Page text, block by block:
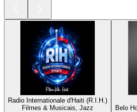
Radio Internationale d'Haiti (R.I.H.)
Filmes & Musicais, Jazz
Belo